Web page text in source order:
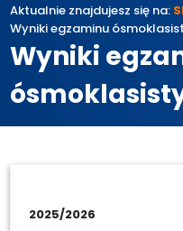
Aktualnie znajdujesz się na:
Wyniki egzaminu
Wyniki
2025/2026